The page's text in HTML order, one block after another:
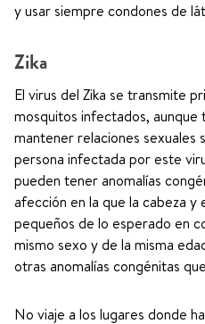
y usar siempre condones de
Zika
El virus del Zika se transmite
mosquitos infectados,
mantener relaciones sexuales
persona infectada por este
pueden tener anomalías
afección en la que la cabeza
pequeños de lo esperado en
mismo sexo y de la misma
otras anomalías congénitas
No viaje a los lugares donde